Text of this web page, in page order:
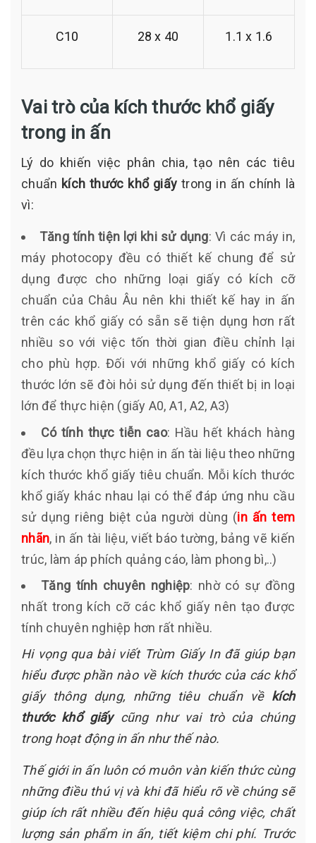
C10 28 x 40 1.1 x 1.6
Vai trò của kích thước khổ giấy
trong in ấn
Lý do khiến việc phân chia, tạo nên các tiêu
chuẩn kích thước khổ giấytrong in ấn chính là
vì:
Tăng tính tiện lợi khi sử dụng: Vì các máy in,
máy photocopy đều có thiết kế chung để sử
dụng được cho những loại giấy có kích cỡ
chuẩn của Châu Âu nên khi thiết kế hay in ấn
trên các khổ giấy có sẵn sẽ tiện dụng hơn rất
nhiều so với việc tốn thời gian điều chỉnh lại
cho phù hợp. Đối với những khổ giấy có kích
thước lớn sẽ đòi hỏi sử dụng đến thiết bị in loại
lớn để thực hiện (giấy A0, A1, A2, A3)
Có tính thực tiễn cao: Hầu hết khách hàng
đều lựa chọn thực hiện in ấn tài liệu theo những
kích thước khổ giấy tiêu chuẩn. Mỗi kích thước
khổ giấy khác nhau lại có thể đáp ứng nhu cầu
sử dụng riêng biệt của người dùng (in ấn tem
nhãn, in ấn tài liệu, viết báo tường, bảng vẽ kiến
trúc, làm áp phích quảng cáo, làm phong bì,..)
Tăng tính chuyên nghiệp: nhờ có sự đồng
nhất trong kích cỡ các khổ giấy nên tạo được
tính chuyên nghiệp hơn rất nhiều.
Hi vọng qua bài viết Trùm Giấy In đã giúp bạn
hiểu được phần nào về kích thước của các khổ
giấy thông dụng, những tiêu chuẩn về kích
thước khổ giấycũng như vai trò của chúng
trong hoạt động in ấn như thế nào.
Thế giới in ấn luôn có muôn vàn kiến thức cùng
những điều thú vị và khi đã hiểu rõ về chúng sẽ
giúp ích rất nhiều đến hiệu quả công việc, chất
lượng sản phẩm in ấn, tiết kiệm chi phí. Trước